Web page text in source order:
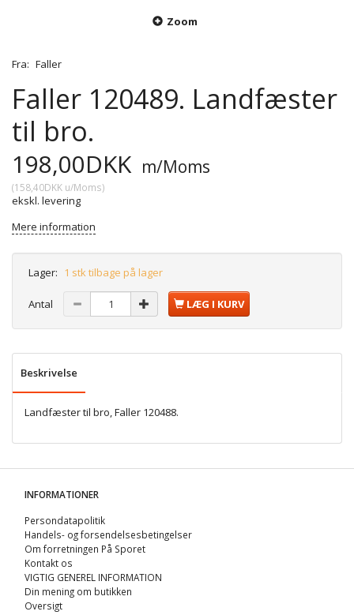
Zoom
Fra: Faller
Faller 120489. Landfæster
til bro.
198,00DKK m/Moms
(158,40DKK u/Moms)
ekskl. levering
Mere information
Lager: 1 stk tilbage på lager
Antal LÆG I KURV
Beskrivelse
Landfæster til bro, Faller 120488.
INFORMATIONER
Persondatapolitik
Handels- og forsendelsesbetingelser
Om forretningen På Sporet
Kontakt os
VIGTIG GENEREL INFORMATION
Din mening om butikken
Oversigt